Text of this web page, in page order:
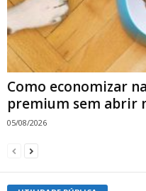
Como economizar
premium sem abrir
05/08/2026